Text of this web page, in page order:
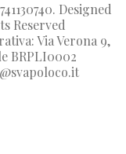
. Designed
Reserved
Via Verona 9,
BRPLI0002